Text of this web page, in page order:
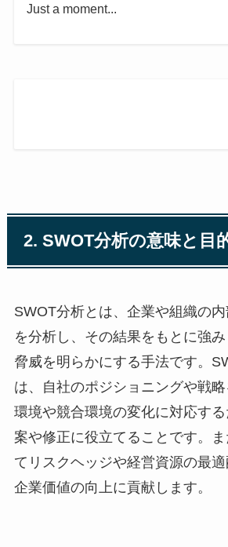
Just a moment...
2. SWOT分析の意味と目
SWOT分析とは、企業や組織の
を分析し、その結果をもとに強み
脅威を明らかにする手法です。
は、自社のポジショニングや戦
環境や競合環境の変化に対応す
案や修正に役立てることです。
てリスクヘッジや経営資源の最適
企業価値の向上に貢献します。